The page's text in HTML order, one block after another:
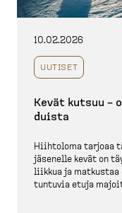
10.02.2026
UUTISET
Kevät kutsuu –
duista
Hiihtoloma tarjoaa
jäsenelle kevät on
liikkua ja
tuntuvia etuja